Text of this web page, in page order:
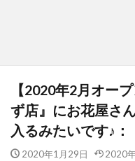
【2020年2月オー
ず店』にお花屋さ
入るみたいです♪：
2020年1月29日 2020